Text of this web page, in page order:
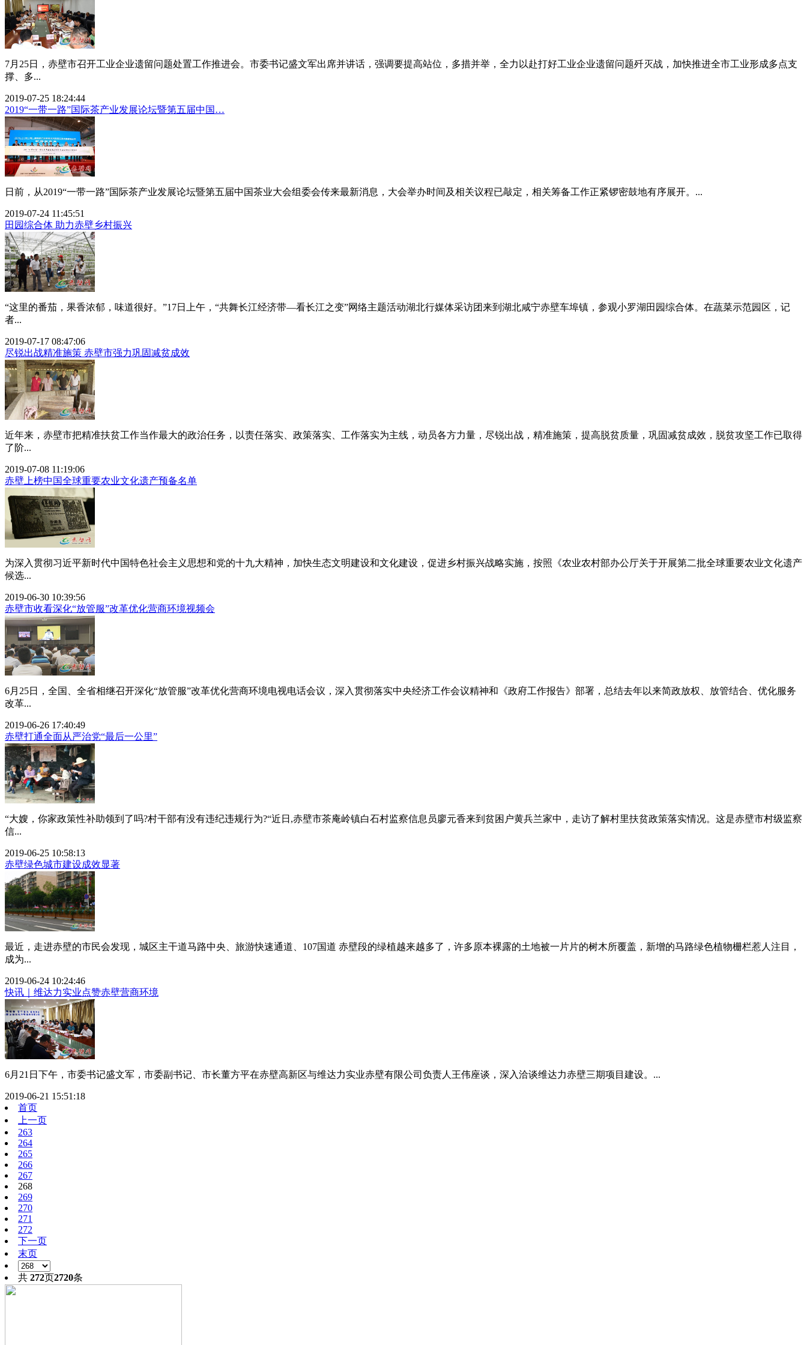
7月25日，赤壁市召开工业企业遗留问题处置工作推进会。市委书记盛文军出席并讲话，强调要提高站位，多措并举，全力以赴打好工业企业遗留问题歼灭战，加快推进全市工业形成多点支
撑、多...
2019-07-25 18:24:44
2019“一带一路”国际茶产业发展论坛暨第五届中国…
日前，从2019“一带一路”国际茶产业发展论坛暨第五届中国茶业大会组委会传来最新消息，大会举办时间及相关议程已敲定，相关筹备工作正紧锣密鼓地有序展开。...
2019-07-24 11:45:51
田园综合体 助力赤壁乡村振兴
“这里的番茄，果香浓郁，味道很好。”17日上午，“共舞长江经济带—看长江之变”网络主题活动湖北行媒体采访团来到湖北咸宁赤壁车埠镇，参观小罗湖田园综合体。在蔬菜示范园区，记
者...
2019-07-17 08:47:06
尽锐出战精准施策 赤壁市强力巩固减贫成效
近年来，赤壁市把精准扶贫工作当作最大的政治任务，以责任落实、政策落实、工作落实为主线，动员各方力量，尽锐出战，精准施策，提高脱贫质量，巩固减贫成效，脱贫攻坚工作已取得
了阶...
2019-07-08 11:19:06
赤壁上榜中国全球重要农业文化遗产预备名单
为深入贯彻习近平新时代中国特色社会主义思想和党的十九大精神，加快生态文明建设和文化建设，促进乡村振兴战略实施，按照《农业农村部办公厅关于开展第二批全球重要农业文化遗产
候选...
2019-06-30 10:39:56
赤壁市收看深化“放管服”改革优化营商环境视频会
6月25日，全国、全省相继召开深化“放管服”改革优化营商环境电视电话会议，深入贯彻落实中央经济工作会议精神和《政府工作报告》部署，总结去年以来简政放权、放管结合、优化服务
改革...
2019-06-26 17:40:49
赤壁打通全面从严治党“最后一公里”
“大嫂，你家政策性补助领到了吗?村干部有没有违纪违规行为?“近日,赤壁市茶庵岭镇白石村监察信息员廖元香来到贫困户黄兵兰家中，走访了解村里扶贫政策落实情况。这是赤壁市村级监察
信...
2019-06-25 10:58:13
赤壁绿色城市建设成效显著
最近，走进赤壁的市民会发现，城区主干道马路中央、旅游快速通道、107国道 赤壁段的绿植越来越多了，许多原本裸露的土地被一片片的树木所覆盖，新增的马路绿色植物栅栏惹人注目，
成为...
2019-06-24 10:24:46
快讯｜维达力实业点赞赤壁营商环境
6月21日下午，市委书记盛文军，市委副书记、市长董方平在赤壁高新区与维达力实业赤壁有限公司负责人王伟座谈，深入洽谈维达力赤壁三期项目建设。...
2019-06-21 15:51:18
首页
上一页
263
264
265
266
267
268
269
270
271
272
下一页
末页
共 272页2720条